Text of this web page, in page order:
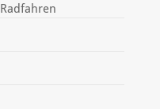
Radfahren